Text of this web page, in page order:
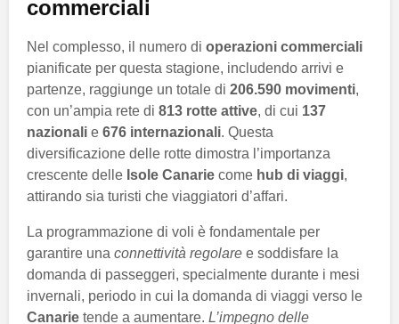
commerciali
Nel complesso, il numero di operazioni commerciali
pianificate per questa stagione, includendo arrivi e
partenze, raggiunge un totale di 206.590 movimenti,
con un’ampia rete di 813 rotte attive, di cui 137
nazionali e 676 internazionali. Questa
diversificazione delle rotte dimostra l’importanza
crescente delle Isole Canarie come hub di viaggi,
attirando sia turisti che viaggiatori d’affari.
La programmazione di voli è fondamentale per
garantire una connettività regolare e soddisfare la
domanda di passeggeri, specialmente durante i mesi
invernali, periodo in cui la domanda di viaggi verso le
Canarie tende a aumentare. L’impegno delle